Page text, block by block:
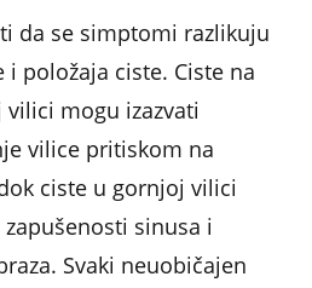
da se simptomi razlikuju
položaja ciste. Ciste na
mogu izazvati
vilice pritiskom na
ciste u gornjoj vilici
sinusa i
Svaki neuobičajen